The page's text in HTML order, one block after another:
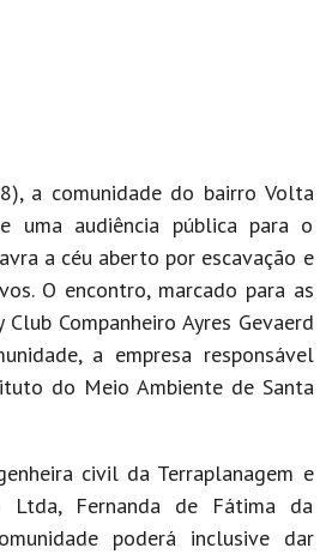
a comunidade do bairro Volta
uma audiência pública para o
a céu aberto por escavação e
O encontro, marcado para as
Companheiro Ayres Gevaerd
a empresa responsável
do Meio Ambiente de Santa
civil da Terraplanagem e
Ltda, Fernanda de Fátima da
poderá inclusive dar